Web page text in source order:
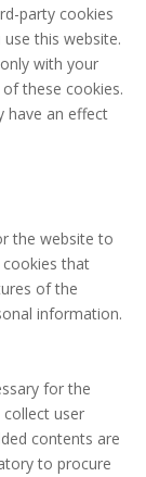
party cookies
this website.
with your
these cookies.
have an effect
the website to
that
of the
information.
for the
user
contents are
to procure